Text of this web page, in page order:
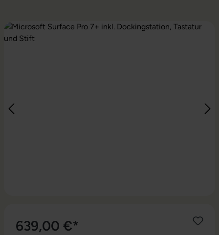
Bildergalerie überspringen
639,00 €*